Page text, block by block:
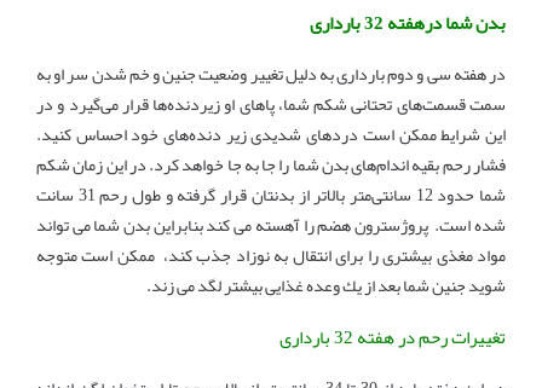
بدن شما درهفته 32 بارداری
در هفته‌ سی و دوم بارداری به دلیل تغییر وضعیت جنین و خم شدن سر او به
سمت قسمت‌های تحتانی شکم شما، پاهای او زیردنده‌ها قرار می‌گیرد و در
این شرایط ممکن است دردهای شدیدی زیر دنده‌های خود احساس کنید.
فشار رحم بقیه اندام‌های بدن شما را جا به جا خواهد کرد. در این زمان شکم
شما حدود 12 سانتی‌متر بالاتر از بدنتان قرار گرفته و طول رحم 31 سانت
شده است. پروژسترون هضم را آهسته می کند بنابراین بدن شما می تواند
مواد مغذی بیشتری را برای انتقال به نوزاد جذب کند، ممكن است متوجه
شوید جنین شما بعد از یك وعده غذایی بیشتر لگد می زند.
تغییرات رحم در هفته 32 بارداری